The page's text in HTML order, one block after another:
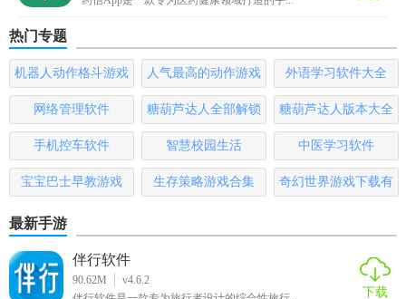
息。
2. 资讯浏览：浏览最新行业资讯，参与话题讨论，拓展人脉
网络。
3. 工作台管理：创建项目任务，分配团队成员，提高工作效
率。
【药信app免费推荐】
工具，它不仅能帮助快速获取药品信息，还能促进同行间的
交流与合作，是提升个人及团队工作效率的优选。无论是药
店药师、医药代表还是医药管理人员，都能从中受益。
热门专题
机器人动作格斗游戏
大全
人气最高的动作游戏
排行榜
外语学习软件大全
网络管理软件
糖葫芦达人全部解锁
版
糖葫芦达人版本大全
手机控车软件 智慧校园生活 中医学习软件
宝宝巴士早教游戏 生存策略游戏合集
奇幻世界游戏下载有
最新手游
伴行软件
90.62M
v4.6.2
下载